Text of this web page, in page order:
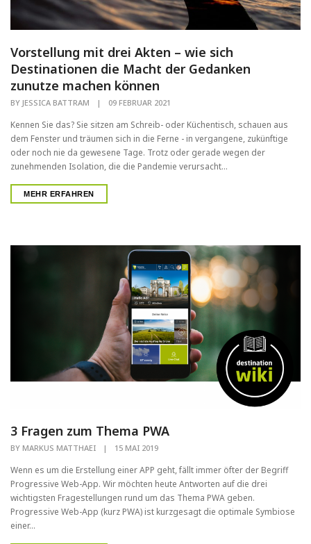
Vorstellung mit drei Akten – wie sich
Destinationen die Macht der Gedanken
zunutze machen können
BY JESSICA BATTRAM | 09 FEBRUAR 2021
Kennen Sie das? Sie sitzen am Schreib- oder Küchentisch, schauen aus
dem Fenster und träumen sich in die Ferne - in vergangene, zukünftige
oder noch nie da gewesene Tage. Trotz oder gerade wegen der
zunehmenden Isolation, die die Pandemie verursacht...
MEHR ERFAHREN
3 Fragen zum Thema PWA
BY MARKUS MATTHAEI | 15 MAI 2019
Wenn es um die Erstellung einer APP geht, fällt immer öfter der Begriff
Progressive Web-App. Wir möchten heute Antworten auf die drei
wichtigsten Fragestellungen rund um das Thema PWA geben.
Progressive Web-App (kurz PWA) ist kurzgesagt die optimale Symbiose
einer...